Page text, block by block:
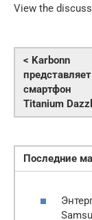
View the
< Karbonn
представляет
смартфон
Titanium
Последние